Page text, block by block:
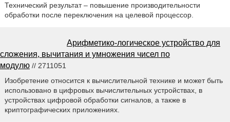
Технический результат – повышение производительности
обработки после переключения на целевой процессор.
Арифметико-логическое устройство для
сложения, вычитания и умножения чисел по
модулю // 2711051
Изобретение относится к вычислительной технике и может быть
использовано в цифровых вычислительных устройствах, в
устройствах цифровой обработки сигналов, а также в
криптографических приложениях.